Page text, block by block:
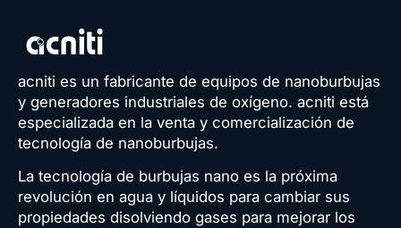
1000
264
RF400ARS
RF400ARS
acniti es un fabricante de equipos de nanoburbujas
y generadores industriales de oxígeno. acniti está
especializada en la venta y comercialización de
tecnología de nanoburbujas.
La tecnología de burbujas nano es la próxima
revolución en agua y líquidos para cambiar sus
propiedades disolviendo gases para mejorar los